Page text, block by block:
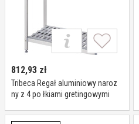
812,93 zł
Tribeca Regał aluminiowy naroz
ny z 4 po łkiami gretingowymi